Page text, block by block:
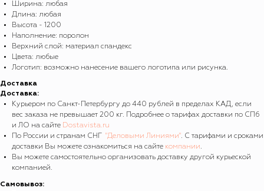
Ширина: любая
Длина: любая
Высота - 1200
Наполнение: поролон
Верхний слой: материал спандекс
Цвета: любые
Логотип: возможно нанесение вашего логотипа или рисунка.
Доставка
Доставка:
Курьером по Санкт-Петербургу до 440 рублей в пределах КАД, если
вес заказа не превышает 200 кг. Подробнее о тарифах доставки по СПб
и ЛО на сайте Dostavista.ru
По России и странам СНГ "Деловыми Линиями". С тарифами и сроками
доставки Вы можете ознакомиться на сайте компании.
Вы можете самостоятельно организовать доставку другой курьеской
компанией.
Самовывоз: